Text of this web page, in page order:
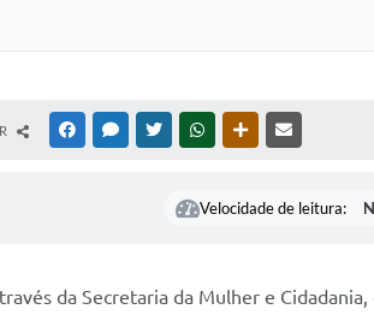
FACEBOOKMESSENGER
TWITTERWHATSAPPOUTRAS MÍDIAS
Velocidade de leitura:
da Secretaria da Mulher e Cidadania,